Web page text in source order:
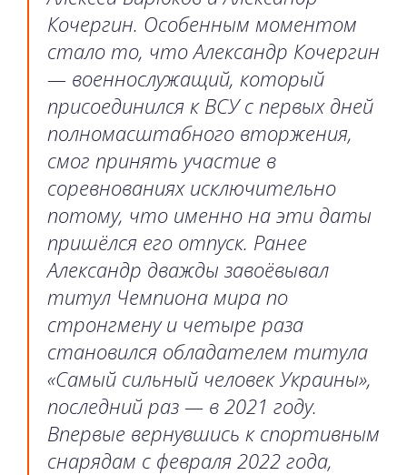
Кочергин. Особенным моментом
стало то, что Александр Кочергин
— военнослужащий, который
присоединился к ВСУ с первых дней
полномасштабного вторжения,
смог принять участие в
соревнованиях исключительно
потому, что именно на эти даты
пришёлся его отпуск. Ранее
Александр дважды завоёвывал
титул Чемпиона мира по
стронгмену и четыре раза
становился обладателем титула
«Самый сильный человек Украины»,
последний раз — в 2021 году.
Впервые вернувшись к спортивным
снарядам с февраля 2022 года,